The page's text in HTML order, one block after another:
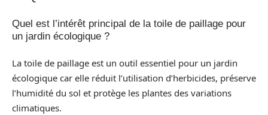
Quel est l’intérêt principal de la toile de paillage pour
un jardin écologique ?
La toile de paillage est un outil essentiel pour un jardin
écologique car elle réduit l’utilisation d’herbicides, préserve
l’humidité du sol et protège les plantes des variations
climatiques.